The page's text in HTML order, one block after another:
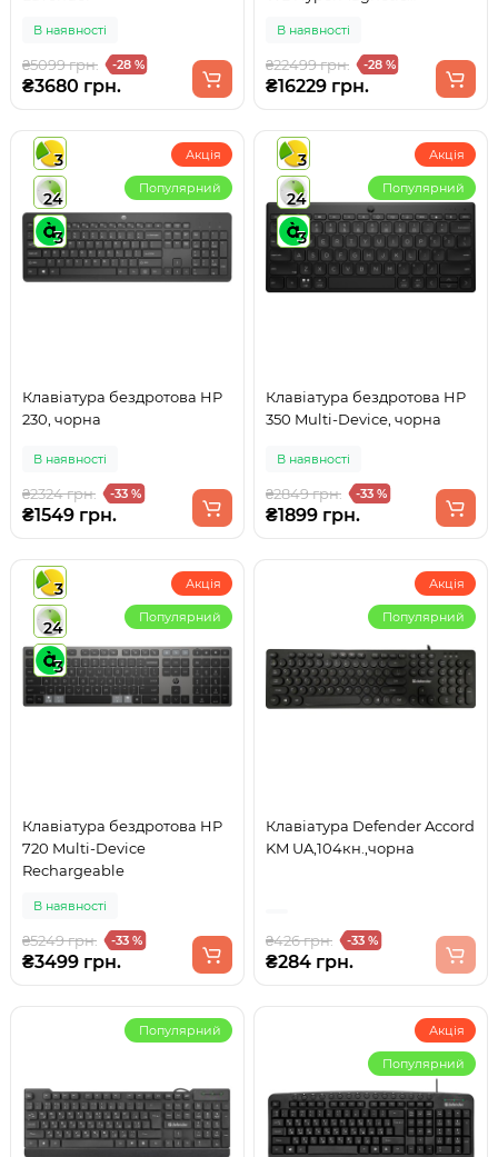
В наявності
₴5099 грн. -28 %
₴3680 грн.
OLED
В наявності
₴22499 грн. -28 %
₴16229 грн.
3
24
3
Акція
Популярний
Клавіатура бездротова HP
230, чорна
В наявності
₴2324 грн. -33 %
₴1549 грн.
3
24
3
Акція
Популярний
Клавіатура бездротова HP
350 Multi-Device, чорна
В наявності
₴2849 грн. -33 %
₴1899 грн.
3
24
3
Акція
Популярний
Клавіатура бездротова HP
720 Multi-Device
Rechargeable
В наявності
₴5249 грн. -33 %
₴3499 грн.
Акція
Популярний
Клавіатура Defender Accord
KM UA,104кн.,чорна
₴426 грн. -33 %
₴284 грн.
Популярний Акція
Популярний